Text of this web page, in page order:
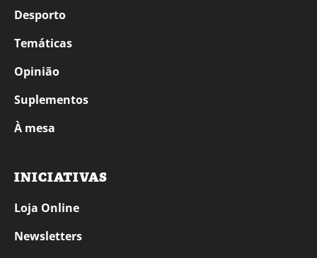
Desporto
Temáticas
Opinião
Suplementos
À mesa
INICIATIVAS
Loja Online
Newsletters